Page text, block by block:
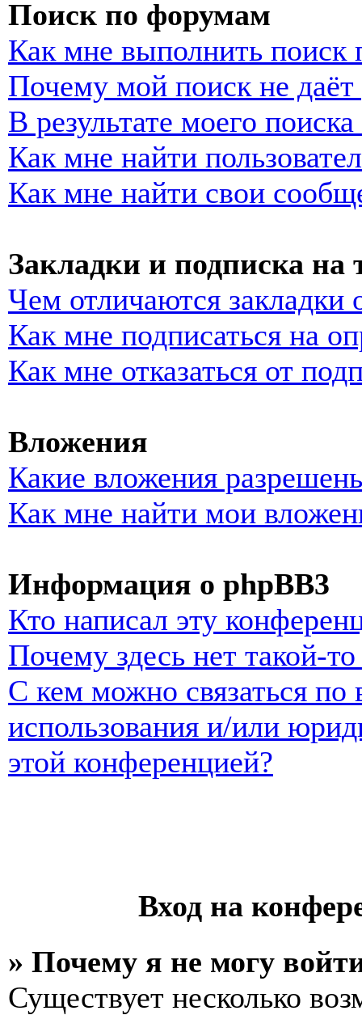
Поиск по форумам
Как мне выполнить
Почему мой поиск не даёт
В результате моего
Как мне найти
Как мне найти свои
Закладки и подписка на
Чем отличаются закладки
Как мне подписаться на
Как мне отказаться от
Вложения
Какие вложения
Как мне найти мои
Информация о phpBB3
Кто написал эту
Почему здесь нет такой-
С кем можно связаться по
использования и/или
этой конференцией?
Вход на
» Почему я не могу
Существует несколько